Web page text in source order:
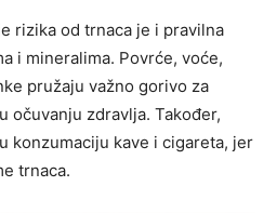
rizika od trnaca je i pravilna
i mineralima. Povrće, voće,
pružaju važno gorivo za
očuvanju zdravlja. Također,
konzumaciju kave i cigareta, jer
trnaca.